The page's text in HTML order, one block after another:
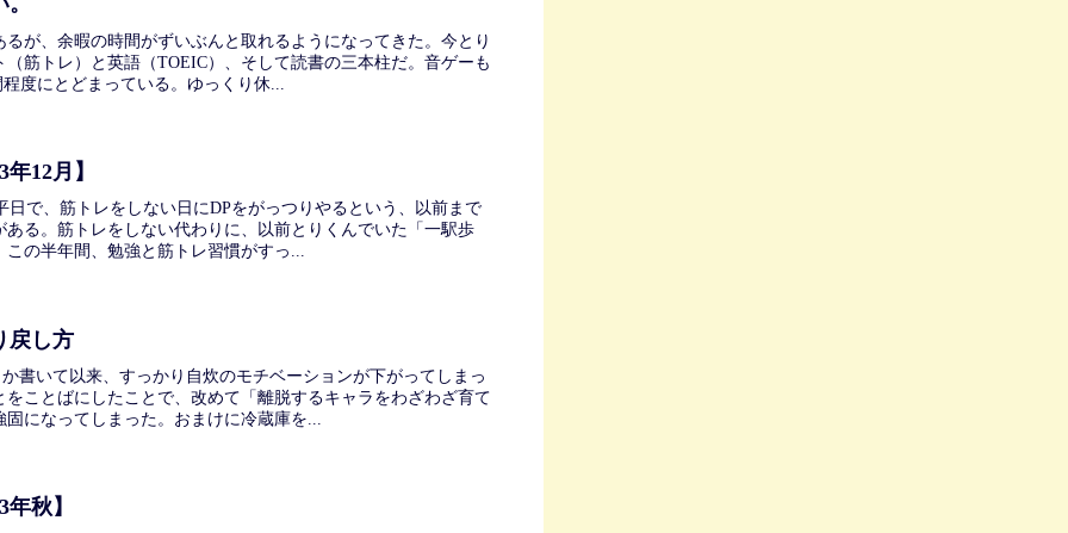
が、余暇の時間がずいぶんと取れるようになってきた。今とり
筋トレ）と英語（TOEIC）、そして読書の三本柱だ。音ゲーも
度にとどまっている。ゆっくり休...
12月】
日で、筋トレをしない日にDPをがっつりやるという、以前まで
る。筋トレをしない代わりに、以前とりくんでいた「一駅歩
の半年間、勉強と筋トレ習慣がすっ...
戻し方
書いて以来、すっかり自炊のモチベーションが下がってしまっ
ことばにしたことで、改めて「離脱するキャラをわざわざ育て
になってしまった。おまけに冷蔵庫を...
秋】